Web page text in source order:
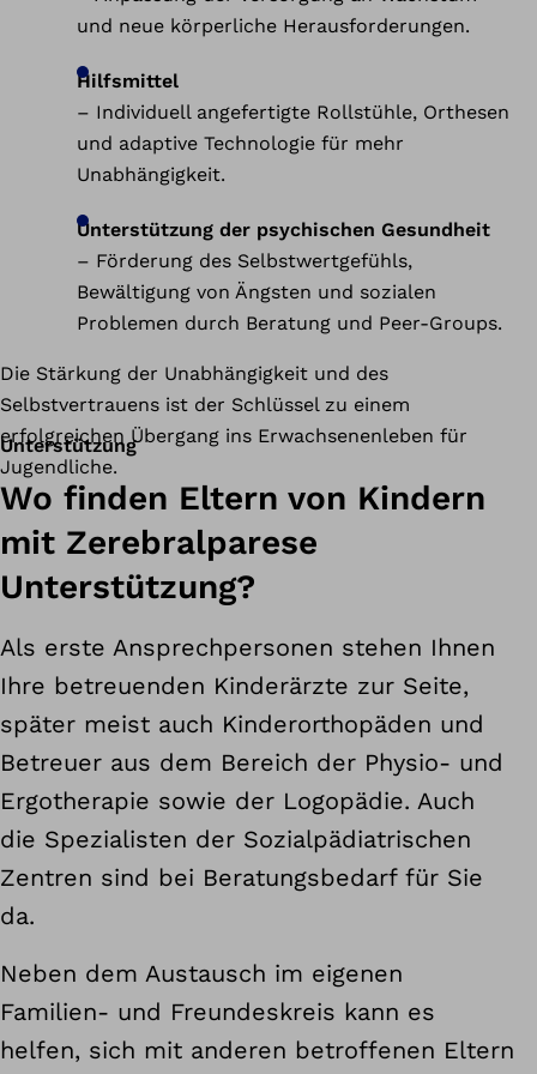
und neue körperliche Herausforderungen.
Hilfsmittel
– Individuell angefertigte Rollstühle, Orthesen
und adaptive Technologie für mehr
Unabhängigkeit.
Unterstützung der psychischen Gesundheit
– Förderung des Selbstwertgefühls,
Bewältigung von Ängsten und sozialen
Problemen durch Beratung und Peer-Groups.
Die Stärkung der Unabhängigkeit und des
Selbstvertrauens ist der Schlüssel zu einem
erfolgreichen Übergang ins Erwachsenenleben für
Jugendliche.
Unterstützung
Wo finden Eltern von Kindern
mit Zerebralparese
Unterstützung?
Als erste Ansprechpersonen stehen Ihnen
Ihre betreuenden Kinderärzte zur Seite,
später meist auch Kinderorthopäden und
Betreuer aus dem Bereich der Physio- und
Ergotherapie sowie der Logopädie. Auch
die Spezialisten der Sozialpädiatrischen
Zentren sind bei Beratungsbedarf für Sie
da.
Neben dem Austausch im eigenen
Familien- und Freundeskreis kann es
helfen, sich mit anderen betroffenen Eltern